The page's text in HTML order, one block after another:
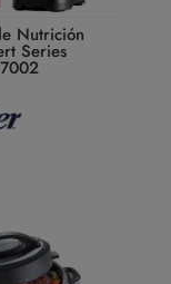
Nutrición
Series